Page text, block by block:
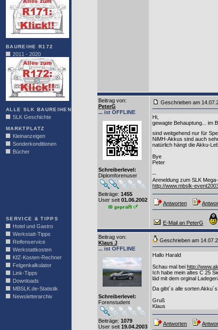
BAUREIHE R172
2011 - 2020
ALLE SLK BAUREIHEN
SLK Geschichte
MARKTPLATZ
Kleinanzeigen
Sonderkonditionen
Bücher
SERVICE & TIPPS
Hotel und Gastro
Werkstatt-Tipps
Reifenservice
Werkstattkosten
KfZ-Kosten-Rechner
Felgenkalkulator
Link-Tipps
Downloads
MBSLK.de-Statistik
Newsletterarchiv
Beitrag von:
PeterG
... ist OFFLINE
Schreiberlevel:
Diplomforenuser
Beiträge: 1455
User seit 01.06.2002
Geschrieben am
Hi,
gewagte Behauptung... im
sind weitgehend nur für
NiMH-Akkus sind auch
natürlich hängt die Akku-
Bye
Peter
--
Anmeldung zum SLK
http://www.mbslk-
Antworten
E-Mail an PeterG
Beitrag von:
Klaus J
... ist OFFLINE
Schreiberlevel:
Forenstudent
Beiträge: 1079
User seit 19.04.2003
Geschrieben am
Hallo Harald
Schau mal bei http://
Ich habe mein altes C 25
läd mit dem orginal
Da gibt´s alle sorten
Gruß
Klaus
Antworten